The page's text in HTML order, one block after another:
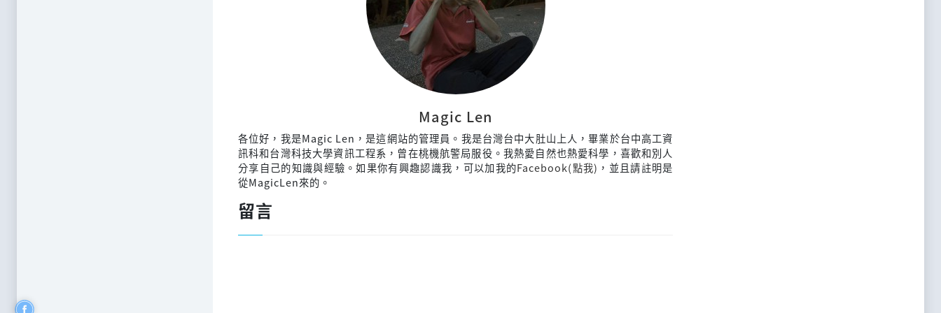
Magic Len
各位好，我是Magic Len，是這網站的管理員。我是台灣台中大肚山上人，畢業於台中高工資
訊科和台灣科技大學資訊工程系，曾在桃機航警局服役。我熱愛自然也熱愛科學，喜歡和別人
分享自己的知識與經驗。如果你有興趣認識我，可以加我的Facebook(點我) ，並且請註明是
從MagicLen來的。
留言